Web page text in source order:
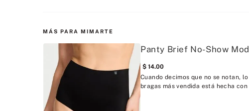
MÁS PARA MIMARTE
Panty Brief No-Show
14.00
Cuando decimos que no se notan,
bragas más vendida está hecha